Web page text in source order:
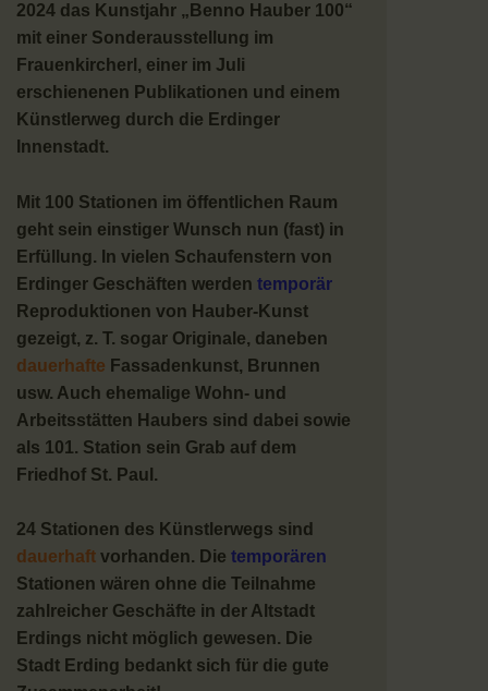
2024 das Kunstjahr „Benno Hauber 100“
mit einer Sonderausstellung im
Frauenkircherl, einer im Juli
erschienenen Publikationen und einem
Künstlerweg durch die Erdinger
Innenstadt.
Mit 100 Stationen im öffentlichen Raum
geht sein einstiger Wunsch nun (fast) in
Erfüllung. In vielen Schaufenstern von
Erdinger Geschäften werden temporär
Reproduktionen von Hauber-Kunst
gezeigt, z. T. sogar Originale, daneben
dauerhafte Fassadenkunst, Brunnen
usw. Auch ehemalige Wohn- und
Arbeitsstätten Haubers sind dabei sowie
als 101. Station sein Grab auf dem
Friedhof St. Paul.
24 Stationen des Künstlerwegs sind
dauerhaft vorhanden. Die temporären
Stationen wären ohne die Teilnahme
zahlreicher Geschäfte in der Altstadt
Erdings nicht möglich gewesen. Die
Stadt Erding bedankt sich für die gute